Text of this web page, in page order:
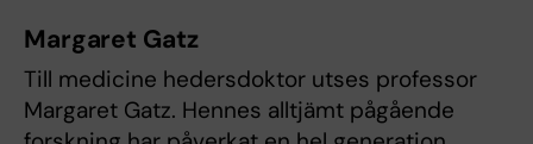
Margaret Gatz
Till medicine hedersdoktor utses professor
Margaret Gatz. Hennes alltjämt pågående